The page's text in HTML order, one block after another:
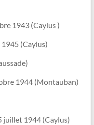
1943 (Caylus )
(Caylus)
1944 (Montauban)
juillet 1944 (Caylus)